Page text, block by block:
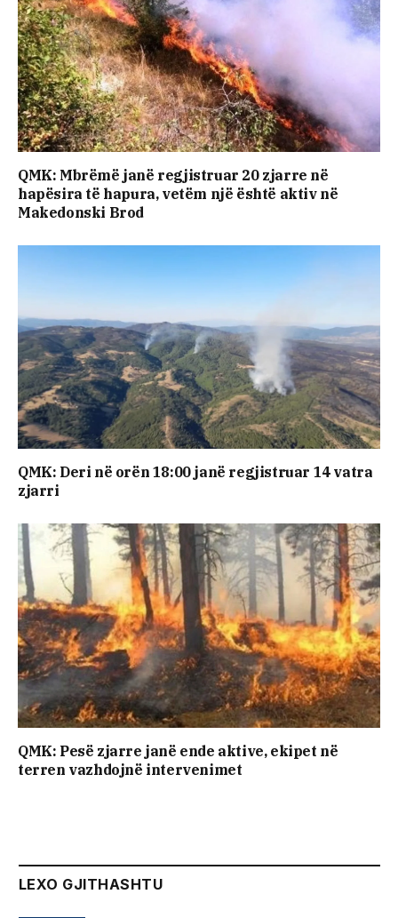
QMK: Mbrëmë janë regjistruar 20 zjarre në
hapësira të hapura, vetëm një është aktiv në
Makedonski Brod
QMK: Deri në orën 18:00 janë regjistruar 14 vatra
zjarri
QMK: Pesë zjarre janë ende aktive, ekipet në
terren vazhdojnë intervenimet
LEXO GJITHASHTU